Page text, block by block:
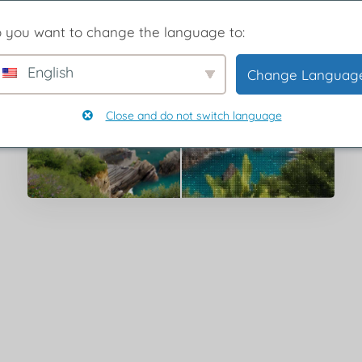
you want to change the language to:
English Change
Close and do not switch language